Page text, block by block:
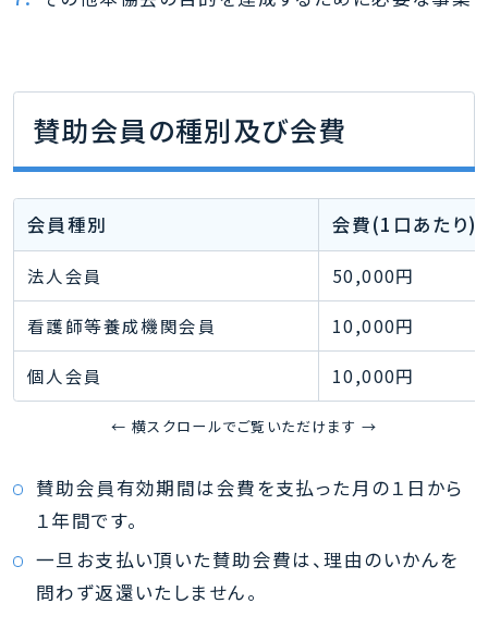
賛助会員の種別及び会費
会員種別 会費(1口あたり)
法人会員 50,000円
看護師等養成機関会員 10,000円
個人会員 10,000円
← 横スクロールでご覧いただけます →
賛助会員有効期間は会費を支払った月の１日から
１年間です。
一旦お支払い頂いた賛助会費は、理由のいかんを
問わず返還いたしません。